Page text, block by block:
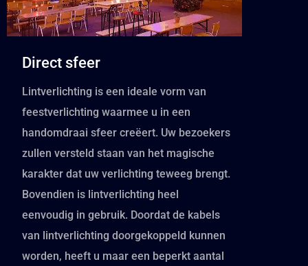
Direct sfeer
Lintverlichting is een ideale vorm van
feestverlichting waarmee u in een
handomdraai sfeer creëert. Uw bezoekers
zullen versteld staan van het magische
karakter dat uw verlichting teweeg brengt.
Bovendien is lintverlichting heel
eenvoudig in gebruik. Doordat de kabels
van lintverlichting doorgekoppeld kunnen
worden, heeft u maar een beperkt aantal